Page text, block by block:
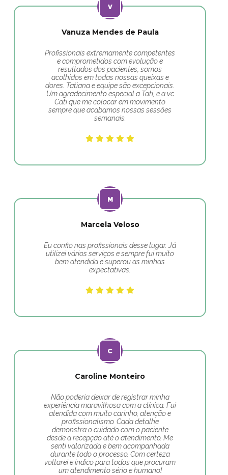
Vanuza Mendes de Paula
Profissionais extremamente competentes
e comprometidos com evolução e
resultados dos pacientes, somos
acolhidos em todas nossas queixas e
dores. Tatiana e equipe são excepcionais.
Um agradecimento especial a Tati, e a vc
Cati que me colocar em movimento
sempre que acabamos nossas sessões
semanais.
Marcela Veloso
Eu confio nas profissionais desse lugar. Já
utilizei vários serviços e sempre fui muito
bem atendida e superou as minhas
expectativas.
Caroline Monteiro
Não poderia deixar de registrar minha
experiência maravilhosa com a clínica. Fui
atendida com muito carinho, atenção e
profissionalismo. Cada detalhe
demonstra o cuidado com o paciente
desde a recepção até o atendimento. Me
senti valorizada e bem acompanhada
durante todo o processo. Com certeza
voltarei e indico para todos que procuram
um atendimento sério e humano!